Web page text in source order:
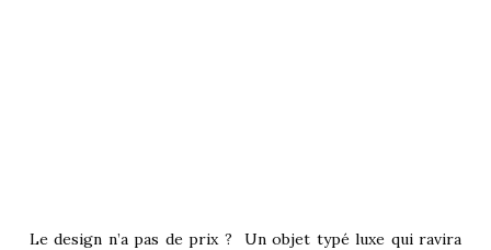
Le design n’a pas de prix ? Un objet typé luxe qui ravira